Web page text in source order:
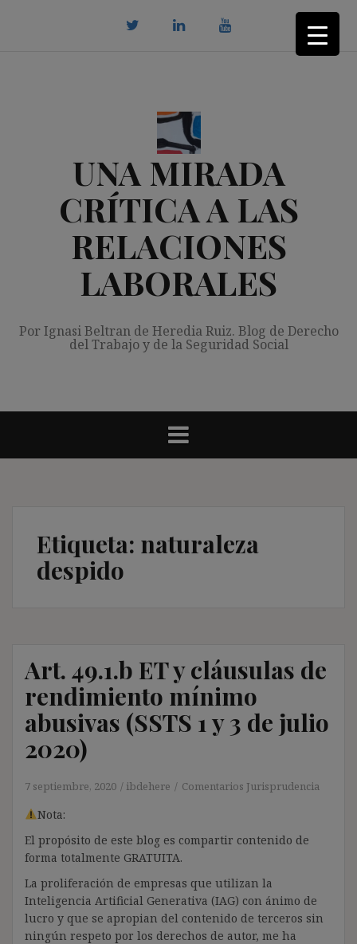
UNA MIRADA
CRÍTICA A LAS
RELACIONES
LABORALES
Por Ignasi Beltran de Heredia Ruiz. Blog de Derecho
del Trabajo y de la Seguridad Social
Etiqueta: naturaleza
despido
Art. 49.1.b ET y cláusulas de
rendimiento mínimo
abusivas (SSTS 1 y 3 de julio
2020)
7 septiembre, 2020 ibdehere Comentarios Jurisprudencia
Nota:
El propósito de este blog es compartir contenido de
forma totalmente GRATUITA.
La proliferación de empresas que utilizan la
Inteligencia Artificial Generativa (IAG) con ánimo de
lucro y que se apropian del contenido de terceros sin
ningún respeto por los derechos de autor, me ha